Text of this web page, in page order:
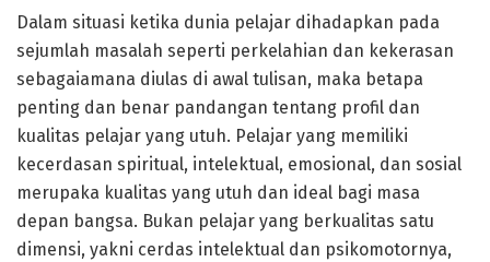
Dalam situasi ketika dunia pelajar dihadapkan pada
sejumlah masalah seperti perkelahian dan kekerasan
sebagaiamana diulas di awal tulisan, maka betapa
penting dan benar pandangan tentang profil dan
kualitas pelajar yang utuh. Pelajar yang memiliki
kecerdasan spiritual, intelektual, emosional, dan sosial
merupaka kualitas yang utuh dan ideal bagi masa
depan bangsa. Bukan pelajar yang berkualitas satu
dimensi, yakni cerdas intelektual dan psikomotornya,